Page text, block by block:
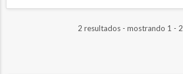
2 resultados - mostrando 1 - 2